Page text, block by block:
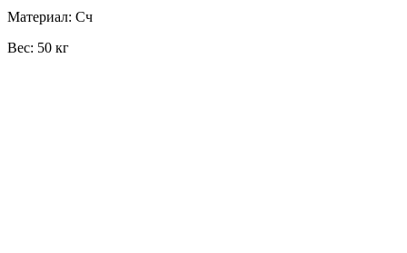
Материал: Сч
Вес: 50 кг